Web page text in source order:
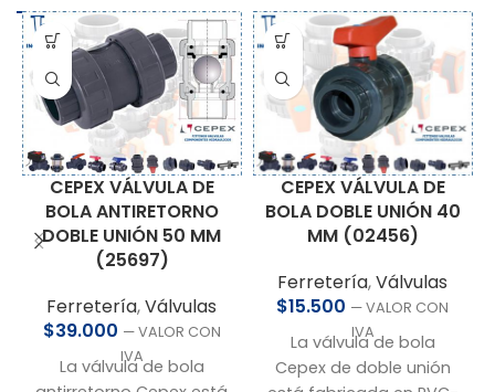
CEPEX VÁLVULA DE
BOLA ANTIRETORNO
DOBLE UNIÓN 50 MM
(25697)
Ferretería,Válvulas
$39.000 — VALOR CON
IVA
La válvula de bola
CEPEX VÁLVULA DE
BOLA DOBLE UNIÓN 40
MM (02456)
Ferretería,Válvulas
$15.500 — VALOR CON
IVA
La válvula de bola
Cepex de doble unión